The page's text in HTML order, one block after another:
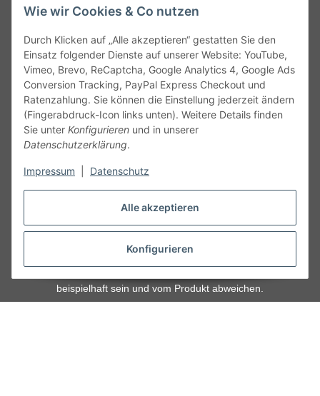
Alle akzeptieren
Konfigurieren
Wie wir Cookies & Co nutzen
Durch Klicken auf „Alle akzeptieren“ gestatten Sie den
Einsatz folgender Dienste auf unserer Website: YouTube,
Vimeo, Brevo, ReCaptcha, Google Analytics 4, Google Ads
Conversion Tracking, PayPal Express Checkout und
Ratenzahlung. Sie können die Einstellung jederzeit ändern
(Fingerabdruck-Icon links unten). Weitere Details finden
Sie unter Konfigurieren und in unserer
Datenschutzerklärung.
Impressum Datenschutz
kontakt@theo-schrauben.de
Service
Gesetzliche Informationen
Alle technischen Angaben ohne Gewähr. Irrtümer und fehlerhafte
Angaben vorbehalten. Wenn Sie Datenblätter oder spezielle
technische Eigenschaften benötigen, wenden Sie sich bitte an
beispielhaft sein und vom Produkt abweichen.